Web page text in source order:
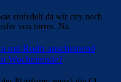
einfedelt da wir city noch
von torres. Na…
mit Rodri anscheinend
Wochenende?